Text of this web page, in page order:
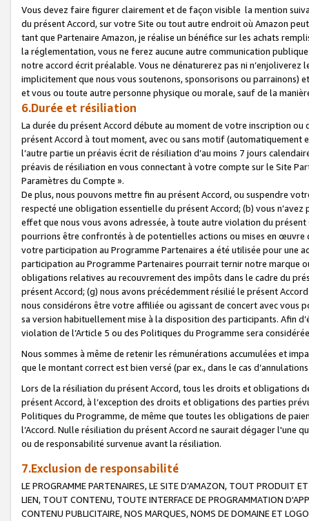
Vous devez faire figurer clairement et de façon visible la mention
du présent Accord, sur votre Site ou tout autre endroit où Amazon
tant que Partenaire Amazon, je réalise un bénéfice sur les achats
la réglementation, vous ne ferez aucune autre communication
notre accord écrit préalable. Vous ne dénaturerez pas ni
implicitement que nous vous soutenons, sponsorisons ou parrainons)
et vous ou toute autre personne physique ou morale, sauf de la
6.Durée et résiliation
La durée du présent Accord débute au moment de votre inscription
présent Accord à tout moment, avec ou sans motif (automatiquement
l’autre partie un préavis écrit de résiliation d’au moins 7 jours
préavis de résiliation en vous connectant à votre compte sur le Site
Paramètres du Compte ».
De plus, nous pouvons mettre fin au présent Accord, ou suspendre
respecté une obligation essentielle du présent Accord; (b) vous
effet que nous vous avons adressée, à toute autre violation du
pourrions être confrontés à de potentielles actions ou mises en
votre participation au Programme Partenaires a été utilisée pour une
participation au Programme Partenaires pourrait ternir notre marque
obligations relatives au recouvrement des impôts dans le cadre du
présent Accord; (g) nous avons précédemment résilié le présent
nous considérons être votre affiliée ou agissant de concert avec vous
sa version habituellement mise à la disposition des participants. Afin
violation de l’Article 5 ou des Politiques du Programme sera
Nous sommes à même de retenir les rémunérations accumulées et
que le montant correct est bien versé (par ex., dans le cas
Lors de la résiliation du présent Accord, tous les droits et obligations
présent Accord, à l’exception des droits et obligations des parties
Politiques du Programme, de même que toutes les obligations de
l’Accord. Nulle résiliation du présent Accord ne saurait dégager l'une
ou de responsabilité survenue avant la résiliation.
7.Exclusion de responsabilité
LE PROGRAMME PARTENAIRES, LE SITE D’AMAZON, TOUT PRODUIT
LIEN, TOUT CONTENU, TOUTE INTERFACE DE PROGRAMMATION
CONTENU PUBLICITAIRE, NOS MARQUES, NOMS DE DOMAINE ET